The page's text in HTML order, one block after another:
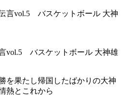
vol.5 バスケットボール 大神雄
を果たし帰国したばかりの大神
熱とこれから